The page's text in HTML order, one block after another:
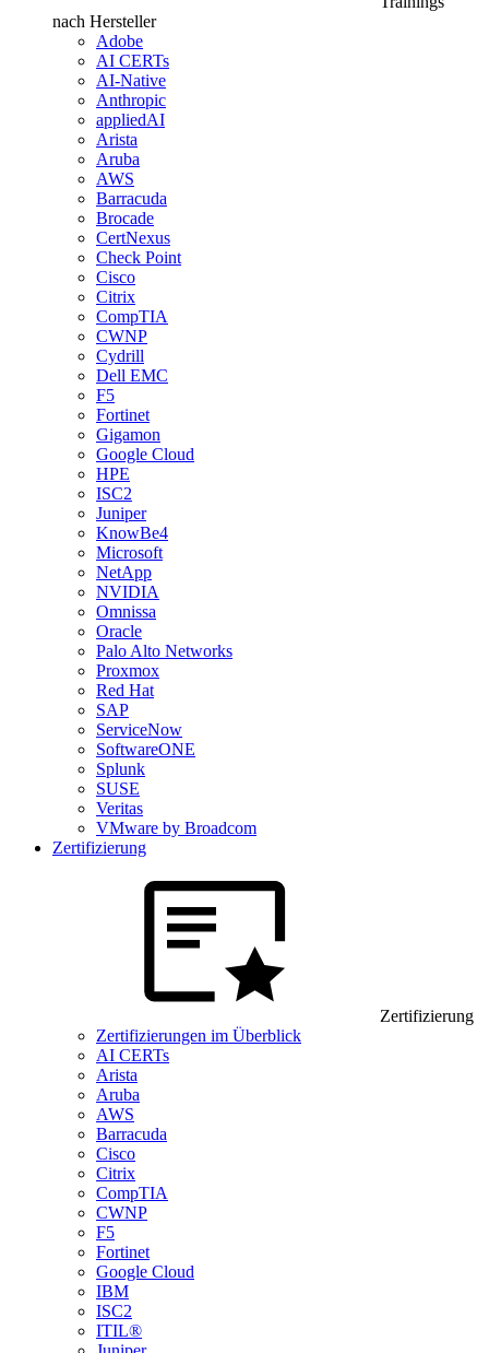
nach Hersteller
Adobe
AI CERTs
AI-Native
Anthropic
appliedAI
Arista
Aruba
AWS
Barracuda
Brocade
CertNexus
Check Point
Cisco
Citrix
CompTIA
CWNP
Cydrill
Dell EMC
F5
Fortinet
Gigamon
Google Cloud
HPE
ISC2
Juniper
KnowBe4
Microsoft
NetApp
NVIDIA
Omnissa
Oracle
Palo Alto Networks
Proxmox
Red Hat
SAP
ServiceNow
SoftwareONE
Splunk
SUSE
Veritas
VMware by Broadcom
Zertifizierung
Zertifizierung
Zertifizierungen im Überblick
AI CERTs
Arista
Aruba
AWS
Barracuda
Cisco
Citrix
CompTIA
CWNP
F5
Fortinet
Google Cloud
IBM
ISC2
ITIL®